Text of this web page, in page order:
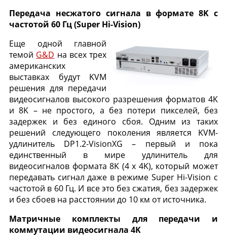
Передача несжатого сигнала в формате 8K с
частотой 60 Гц (Super Hi-Vision)
Еще одной главной
темой G&D на всех трех
американских
выставках будут KVM
решения для передачи
видеосигналов высокого разрешения форматов 4K
и 8K – не простого, а без потери пикселей, без
задержек и без единого сбоя. Одним из таких
решений следующего поколения является KVM-
удлинитель DP1.2-VisionXG – первый и пока
единственный в мире удлинитель для
видеосигналов формата 8K (4 x 4K), который может
передавать сигнал даже в режиме Super Hi-Vision с
частотой в 60 Гц. И все это без сжатия, без задержек
и без сбоев на расстоянии до 10 км от источника.
Матричные комплекты для передачи и
коммутации видеосигнала 4K